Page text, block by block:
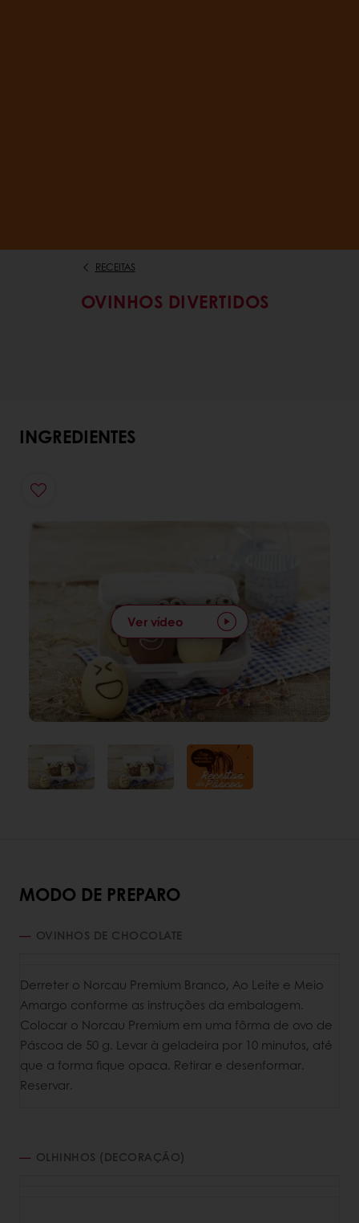
RECEITAS
OVINHOS DIVERTIDOS
INGREDIENTES
Ver vídeo
MODO DE PREPARO
OVINHOS DE CHOCOLATE
Derreter o Norcau Premium Branco, Ao Leite e Meio
Amargo conforme as instruções da embalagem.
Colocar o Norcau Premium em uma fôrma de ovo de
Páscoa de 50 g. Levar à geladeira por 10 minutos, até
que a forma fique opaca. Retirar e desenformar.
Reservar.
OLHINHOS (DECORAÇÃO)